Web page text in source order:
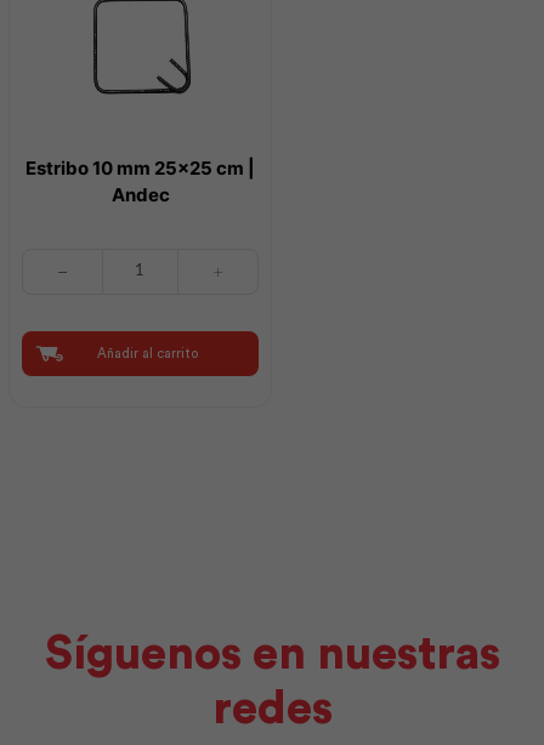
Estribo 10 mm 25×25 cm |
Andec
25x25
cm
|
Añadir al carrito
Síguenos en nuestras
redes